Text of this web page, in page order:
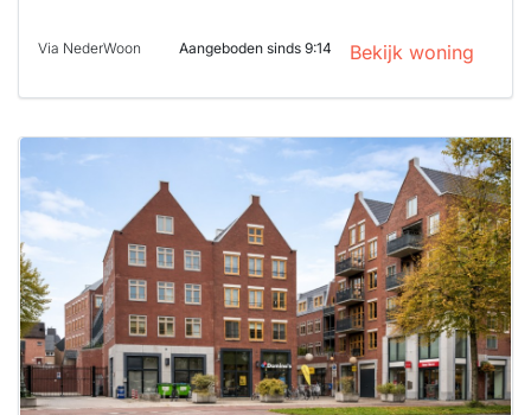
Via NederWoon Aangeboden sinds 9:14 Bekijk woning
waarschijnlijk
al verhuurd
Om kans te
maken moet je
binnen 15
minuten
reageren.
Stekkies helpt
je hierbij!